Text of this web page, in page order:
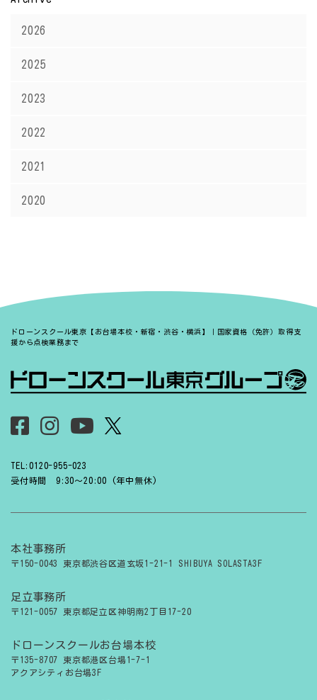
2026
2025
2023
2022
2021
2020
ドローンスクール東京【お台場本校・新宿・渋谷・横浜】｜国家資格（免許）取得支
援から点検業務まで
TEL:0120-955-023
受付時間 9:30〜20:00 (年中無休)
本社事務所
〒150-0043 東京都渋谷区道玄坂1-21-1 SHIBUYA SOLASTA3F
足立事務所
〒121-0057 東京都足立区神明南2丁目17-20
ドローンスクールお台場本校
〒135-8707 東京都港区台場1-7-1
アクアシティお台場3F